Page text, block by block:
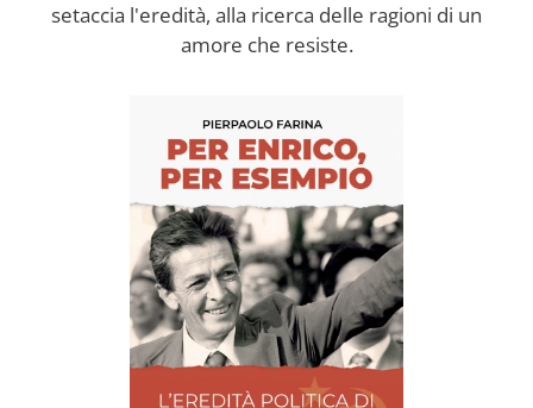
setaccia l'eredità, alla ricerca delle ragioni di un
amore che resiste.